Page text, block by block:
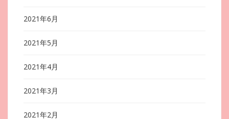
2021年6月
2021年5月
2021年4月
2021年3月
2021年2月